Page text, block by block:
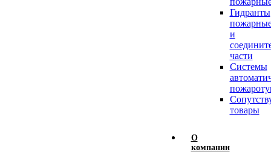
Гидранты
и
части
Системы
товары
О
компании